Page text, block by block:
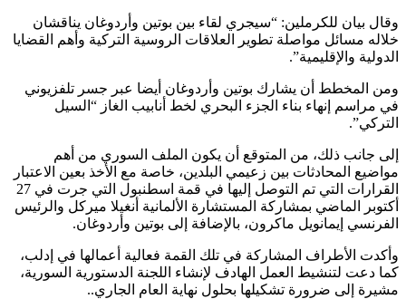
وقال بيان للكرملين: “سيجري لقاء بين بوتين وأردوغان يناقشان
خلاله مسائل مواصلة تطوير العلاقات الروسية التركية وأهم القضايا
الدولية والإقليمية”.
ومن المخطط أن يشارك بوتين وأردوغان أيضا عبر جسر تلفزيوني
في مراسم إنهاء بناء الجزء البحري لخط أنابيب الغاز “السيل
التركي”.
إلى جانب ذلك، من المتوقع أن يكون الملف السوري من أهم
مواضيع المحادثات بين زعيمي البلدين، خاصة مع الأخذ بعين الاعتبار
القرارات التي تم التوصل إليها في قمة اسطنبول التي جرت في 27
أكتوبر الماضي بمشاركة المستشارة الألمانية أنغيلا ميركل والرئيس
الفرنسي إيمانويل ماكرون، بالإضافة إلى بوتين وأردوغان.
وأكدت الأطراف المشاركة في تلك القمة فعالية أعمالها في إدلب،
كما دعت لتنشيط العمل الهادف لإنشاء اللجنة الدستورية السورية،
مشيرة إلى ضرورة تشكيلها بحلول نهاية العام الجاري..